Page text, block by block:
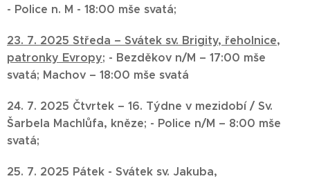
- Police n. M - 18:00 mše svatá;
23. 7. 2025 Středa – Svátek sv. Brigity, řeholnice,
patronky Evropy; - Bezděkov n/M – 17:00 mše
svatá; Machov – 18:00 mše svatá
24. 7. 2025 Čtvrtek – 16. Týdne v mezidobí / Sv.
Šarbela Machlůfa, kněze; - Police n/M – 8:00 mše
svatá;
25. 7. 2025 Pátek - Svátek sv. Jakuba,